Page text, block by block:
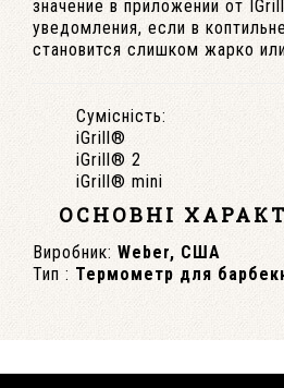
значение в приложении от
уведомления, если в
становится слишком жарко
Сумісність:
iGrill®
iGrill® 2
iGrill® mini
ОСНОВНІ
Виробник: Weber, США
Тип : Термометр для